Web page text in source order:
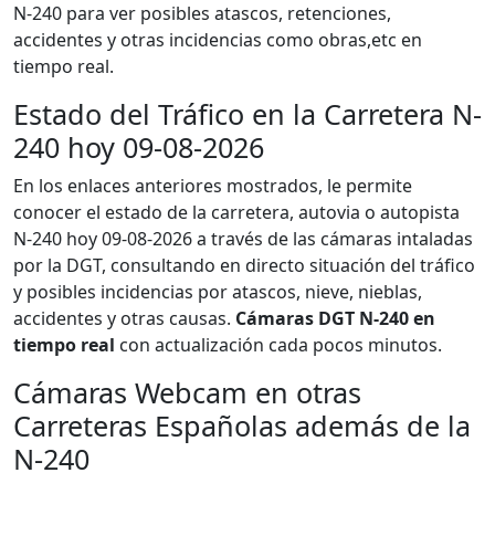
N-240 para ver posibles atascos, retenciones,
accidentes y otras incidencias como obras,etc en
tiempo real.
Estado del Tráfico en la Carretera N-
240 hoy 09-08-2026
En los enlaces anteriores mostrados, le permite
conocer el estado de la carretera, autovia o autopista
N-240 hoy 09-08-2026 a través de las cámaras intaladas
por la DGT, consultando en directo situación del tráfico
y posibles incidencias por atascos, nieve, nieblas,
accidentes y otras causas. Cámaras DGT N-240 en
tiempo real con actualización cada pocos minutos.
Cámaras Webcam en otras
Carreteras Españolas además de la
N-240